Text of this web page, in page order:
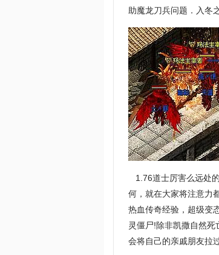
助魔龙刀兵问题．入冬
1.76道士厉害么远处
何，就在大家将注意力
热血传奇经验，超级变
灵僵尸!除非凯撒自然
会将自己的亲戚朋友拉